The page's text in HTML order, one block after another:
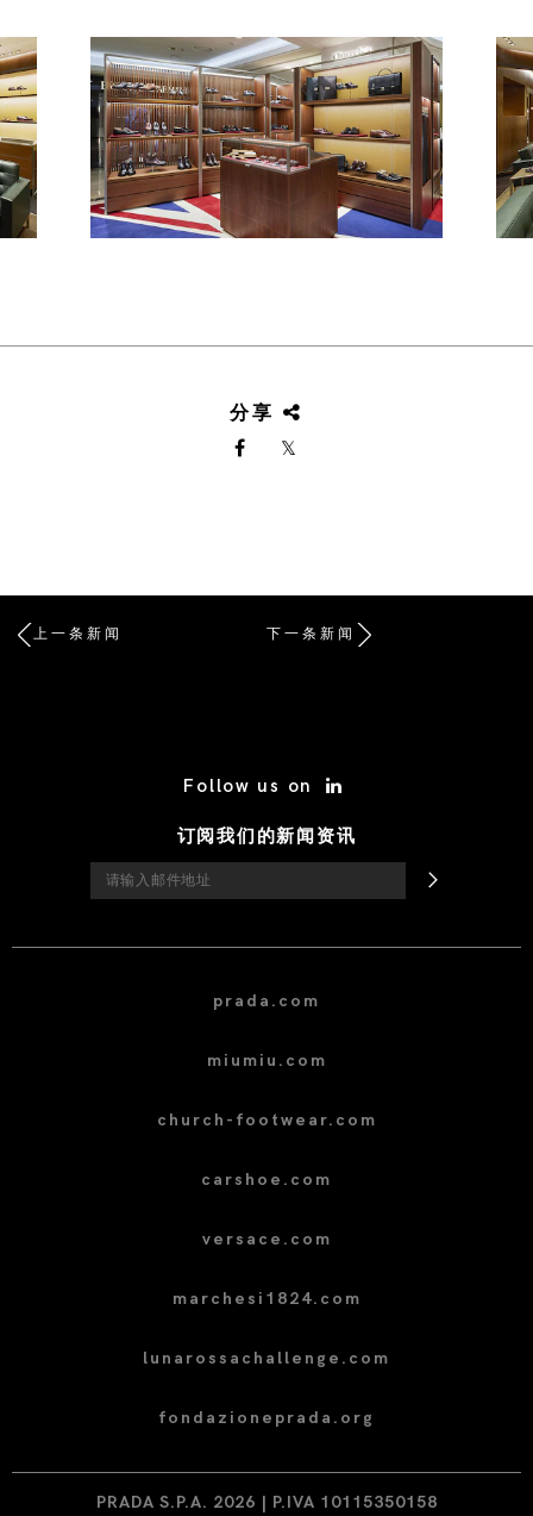
分享
上一条新闻 下一条新闻
Follow us on
订阅我们的新闻资讯
prada.com
miumiu.com
church-footwear.com
carshoe.com
versace.com
marchesi1824.com
lunarossachallenge.com
fondazioneprada.org
PRADA S.P.A. 2026 | P.IVA 10115350158